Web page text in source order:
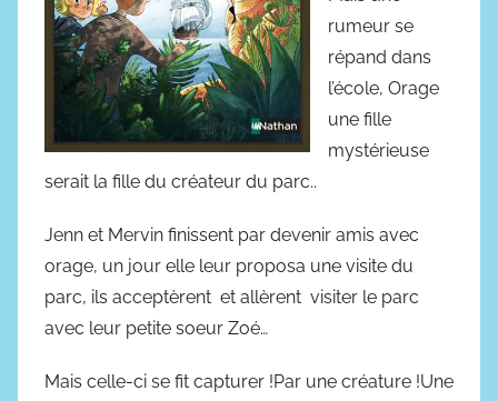
e
r
0
1
9
rumeur se
répand dans
l’école, Orage
une fille
mystérieuse
serait la fille du créateur du parc..
Jenn et Mervin finissent par devenir amis avec
orage, un jour elle leur proposa une visite du
parc, ils acceptèrent et allèrent visiter le parc
avec leur petite soeur Zoé…
Mais celle-ci se fit capturer !Par une créature !Une